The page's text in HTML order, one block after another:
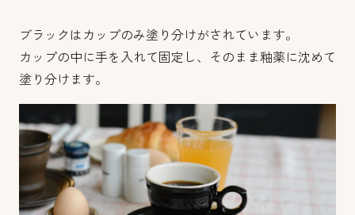
ブラックはカップのみ塗り分けがされています。
カップの中に手を入れて固定し、そのまま釉薬に沈めて
塗り分けます。